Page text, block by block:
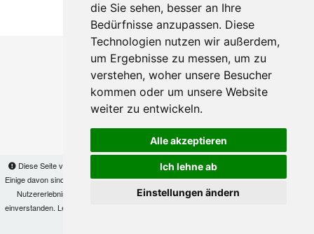
die Sie sehen, besser an Ihre
Bedürfnisse anzupassen. Diese
Technologien nutzen wir außerdem,
um Ergebnisse zu messen, um zu
verstehen, woher unsere Besucher
kommen oder um unsere Website
weiter zu entwickeln.
Alle akzeptieren
Ich lehne ab
Einstellungen ändern
Diese Seite verwendet Cookies, um Informationen auf Ihrem Computer zu speichern.
Einige davon sind notwendig, damit unsere Seite funktioniert, andere helfen uns dabei, das
Nutzererlebnis zu verbessern. Mit der Nutzung dieser Seite erklären Sie sich damit
einverstanden. Lesen Sie unsere
Makis© Copyright 2026